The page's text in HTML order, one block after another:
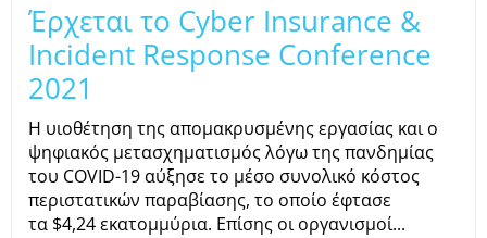
Έρχεται το Cyber Insurance &
Incident Response Conference
2021
H υιοθέτηση της απομακρυσμένης εργασίας και ο
ψηφιακός μετασχηματισμός λόγω της πανδημίας
του COVID-19 αύξησε το μέσο συνολικό κόστος
περιστατικών παραβίασης, το οποίο έφτασε
τα $4,24 εκατομμύρια. Επίσης οι οργανισμοί...